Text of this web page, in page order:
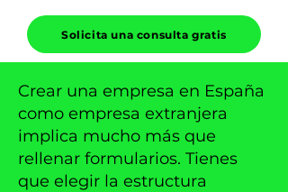
Solicita una consulta gratis
Crear una empresa en España
como empresa extranjera
implica mucho más que
rellenar formularios. Tienes
que elegir la estructura